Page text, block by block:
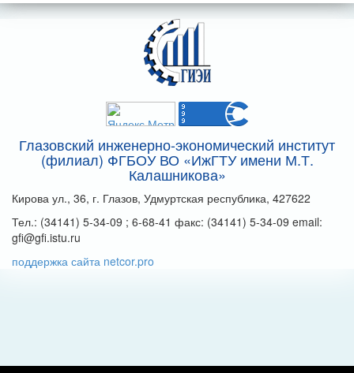
Глазовский инженерно-экономический институт
(филиал) ФГБОУ ВО «ИжГТУ имени М.Т.
Калашникова»
Кирова ул., 36, г. Глазов, Удмуртская республика, 427622
Тел.: (34141) 5-34-09 ; 6-68-41 факс: (34141) 5-34-09 email:
gfi@gfi.istu.ru
поддержка сайта netcor.pro